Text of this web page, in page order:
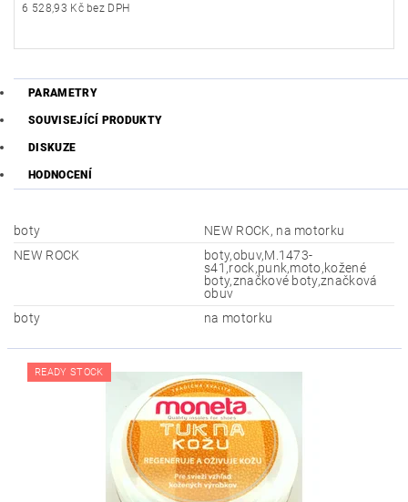
6 528,93 Kč bez DPH
PARAMETRY
SOUVISEJÍCÍ PRODUKTY
DISKUZE
HODNOCENÍ
boty
NEW ROCK, na motorku
NEW ROCK
boty,obuv,M.1473-
s41,rock,punk,moto,kožené
boty,značkové boty,značková
obuv
boty
na motorku
READY STOCK